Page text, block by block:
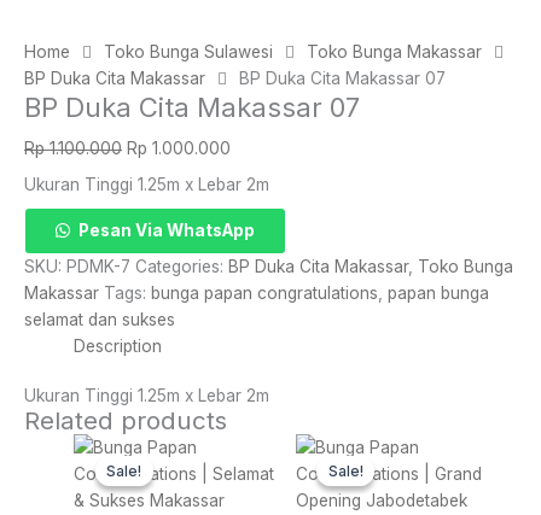
Home Toko Bunga Sulawesi
Toko Bunga Makassar
BP Duka Cita Makassar
BP Duka Cita Makassar 07
BP Duka Cita Makassar 07
Rp1.100.000 Original
was:
Rp 1.100.000.
Rp 1.000.000
is:
Ukuran Tinggi 1.25m x Lebar 2m
Duka
Cita
Makassar
07
quantity
Pesan Via WhatsApp
SKU: PDMK-7 Categories: BP Duka Cita Makassar, Toko Bunga
Makassar Tags: bunga papan congratulations papan bunga
selamat dan sukses
Description
Ukuran Tinggi 1.25m x Lebar 2m
Related products
Sale!
Sale!
Original
price
was:
Rp 1.100.000.
Current
price
is:
Rp 1.000.000.
Sale!
Sale!
Original
price
was:
Rp 600.000.
is: